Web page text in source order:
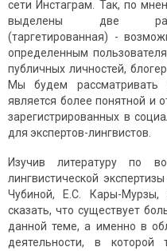
сети Инстаграм. Так, по
выделены две
(таргетированная) -
определенным
публичных личностей,
Мы будем рассматривать
является более понятной и
зарегистрированных в
для экспертов-лингвистов.
Изучив литературу по
лингвистической
Чубиной, Е.С. Кары-
сказать, что существует
данной теме, а именно в
деятельности, в которой